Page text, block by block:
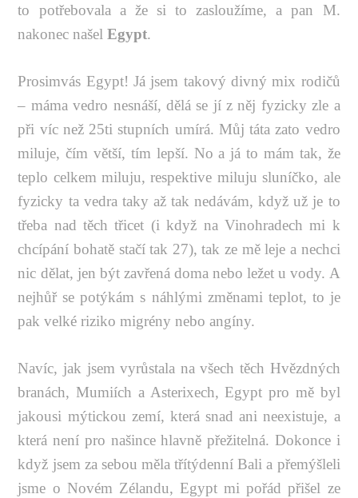
to potřebovala a že si to zasloužíme, a pan M.
nakonec našelEgypt.
Prosimvás Egypt! Já jsem takový divný mix rodičů
– máma vedro nesnáší, dělá se jí z něj fyzicky zle a
při víc než 25ti stupních umírá. Můj táta zato vedro
miluje, čím větší, tím lepší. No a já to mám tak, že
teplo celkem miluju, respektive miluju sluníčko, ale
fyzicky ta vedra taky až tak nedávám, když už je to
třeba nad těch třicet (i když na Vinohradech mi k
chcípání bohatě stačí tak 27), tak ze mě leje a nechci
nic dělat, jen být zavřená doma nebo ležet u vody. A
nejhůř se potýkám s náhlými změnami teplot, to je
pak velké riziko migrény nebo angíny.
Navíc, jak jsem vyrůstala na všech těch Hvězdných
branách, Mumiích a Asterixech, Egypt pro mě byl
jakousi mýtickou zemí, která snad ani neexistuje, a
která není pro našince hlavně přežitelná. Dokonce i
když jsem za sebou měla třítýdenní Bali a přemýšleli
jsme o Novém Zélandu, Egypt mi pořád přišel ze